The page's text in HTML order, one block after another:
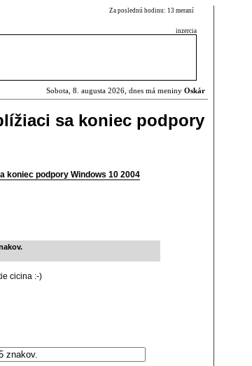
Za poslednú hodinu: 13 meraní
inzercia
Sobota, 8. augusta 2026, dnes má meniny Oskár
sa koniec podpory
koniec podpory Windows 10 2004
cicina :-)